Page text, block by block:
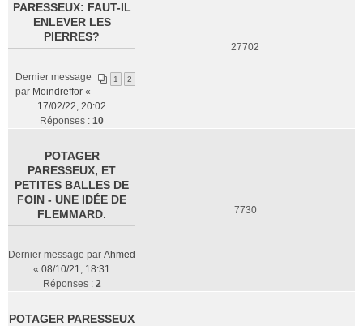
PARESSEUX: FAUT-IL
ENLEVER LES
PIERRES?
1 2
Dernier message
par Moindreffor «
17/02/22, 20:02
Réponses : 10
27702
POTAGER
PARESSEUX, ET
PETITES BALLES DE
FOIN - UNE IDÉE DE
FLEMMARD.
Dernier message par Ahmed
« 08/10/21, 18:31
Réponses : 2
7730
POTAGER PARESSEUX